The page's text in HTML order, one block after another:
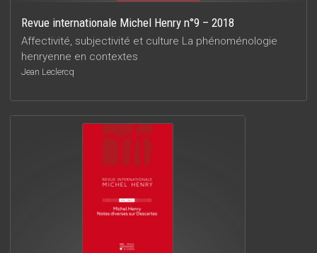
Revue internationale Michel Henry n°9 – 2018
Affectivité, subjectivité et culture La phénoménologie
henryenne en contextes
Jean Leclercq